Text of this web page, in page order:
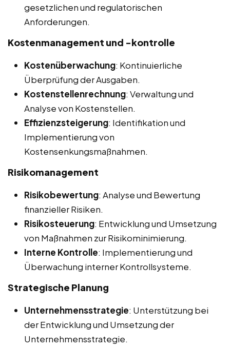
gesetzlichen und regulatorischen
Anforderungen.
Kostenmanagement und -kontrolle
Kostenüberwachung: Kontinuierliche
Überprüfung der Ausgaben.
Kostenstellenrechnung: Verwaltung und
Analyse von Kostenstellen.
Effizienzsteigerung: Identifikation und
Implementierung von
Kostensenkungsmaßnahmen.
Risikomanagement
Risikobewertung: Analyse und Bewertung
finanzieller Risiken.
Risikosteuerung: Entwicklung und Umsetzung
von Maßnahmen zur Risikominimierung.
Interne Kontrolle: Implementierung und
Überwachung interner Kontrollsysteme.
Strategische Planung
Unternehmensstrategie: Unterstützung bei
der Entwicklung und Umsetzung der
Unternehmensstrategie.